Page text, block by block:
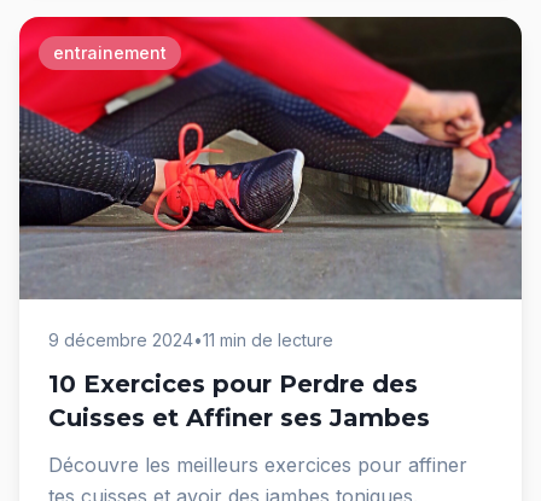
entrainement
9 décembre 2024•11 min de lecture
10 Exercices pour Perdre des
Cuisses et Affiner ses Jambes
Découvre les meilleurs exercices pour affiner